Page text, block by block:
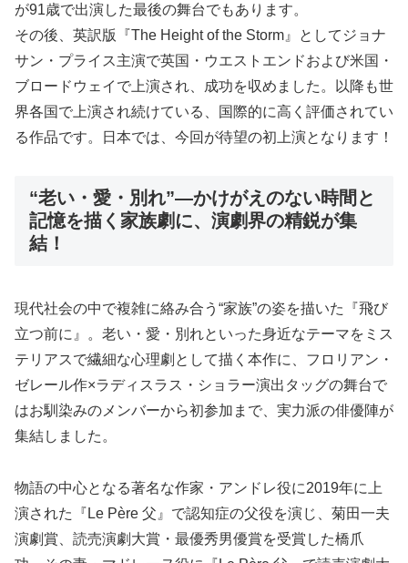
が91歳で出演した最後の舞台でもあります。
その後、英訳版『The Height of the Storm』としてジョナ
サン・プライス主演で英国・ウエストエンドおよび米国・
ブロードウェイで上演され、成功を収めました。以降も世
界各国で上演され続けている、国際的に高く評価されてい
る作品です。日本では、今回が待望の初上演となります！
“老い・愛・別れ”―かけがえのない時間と
記憶を描く家族劇に、演劇界の精鋭が集
結！
現代社会の中で複雑に絡み合う“家族”の姿を描いた『飛び
立つ前に』。老い・愛・別れといった身近なテーマをミス
テリアスで繊細な心理劇として描く本作に、フロリアン・
ゼレール作×ラディスラス・ショラー演出タッグの舞台で
はお馴染みのメンバーから初参加まで、実力派の俳優陣が
集結しました。
物語の中心となる著名な作家・アンドレ役に2019年に上
演された『Le Père 父』で認知症の父役を演じ、菊田一夫
演劇賞、読売演劇大賞・最優秀男優賞を受賞した橋爪